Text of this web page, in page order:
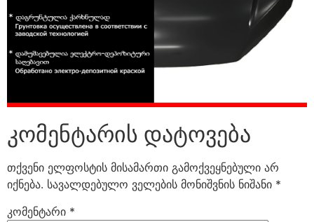
კომენტარის დატოვება
თქვენი ელფოსტის მისამართი გამოქვეყნებული არ
იქნება. სავალდებულო ველების მონიშვნის ნიშანი *
კომენტარი *